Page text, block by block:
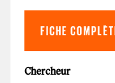
FICHE
Chercheur